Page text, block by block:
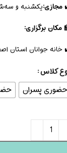
مجازی:یکشنبه و
مکان برگزاری:
جوانان استان اصفهان، خیابان
کلاس
حضوری پسران